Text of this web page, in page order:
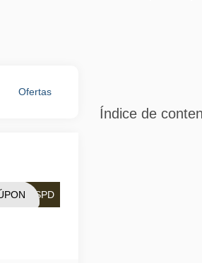
Ofertas
OSPD
Índice de